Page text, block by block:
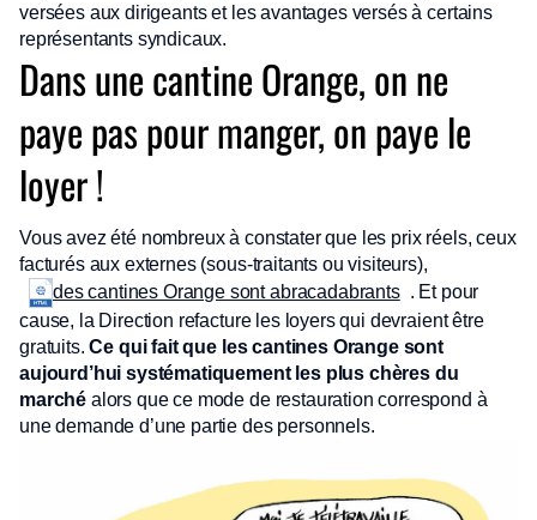
versées aux dirigeants et les avantages versés à certains
représentants syndicaux.
Dans une cantine Orange, on ne
paye pas pour manger, on paye le
loyer !
Vous avez été nombreux à constater que les prix réels, ceux
facturés aux externes (sous-traitants ou visiteurs),
des cantines Orange sont abracadabrants
. Et pour
cause, la Direction refacture les loyers qui devraient être
gratuits.Ce qui fait que les cantines Orange sont
aujourd’hui systématiquement les plus chères du
marché alors que ce mode de restauration correspond à
une demande d’une partie des personnels.